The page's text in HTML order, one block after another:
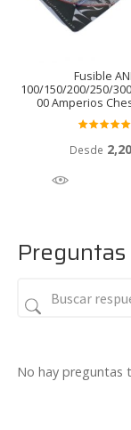
Fusible
100/150/200/250/
00 Amperios
do en
Desde 2,20
No hay preguntas